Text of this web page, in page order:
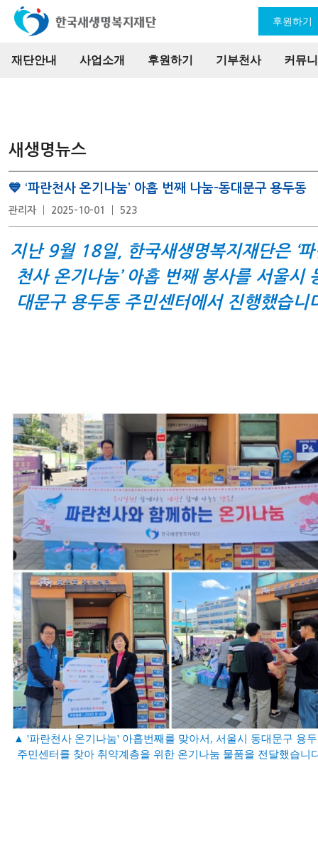
재단안내 사업소개 후원하기 기부천사 커뮤
후원하기
새생명뉴스
💙 ‘파란천사 온기나눔’ 아홉 번째 나눔-동대문구 용두동
관리자 2025-10-01 523
지난 9월 18일, 한국새생명복지재단은 ‘파
천사 온기나눔’ 아홉 번째 봉사를 서울시
대문구 용두동 주민센터에서 진행했습니
▲ '파란천사 온기나눔' 아홉번째를 맞아서, 서울시 동대문구 용
주민센터를 찾아 취약계층을 위한 온기나눔 물품을 전달했습니